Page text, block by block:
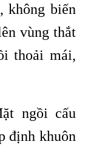
không biến
vùng thắt
thoải mái,
ngồi cấu
định khuôn